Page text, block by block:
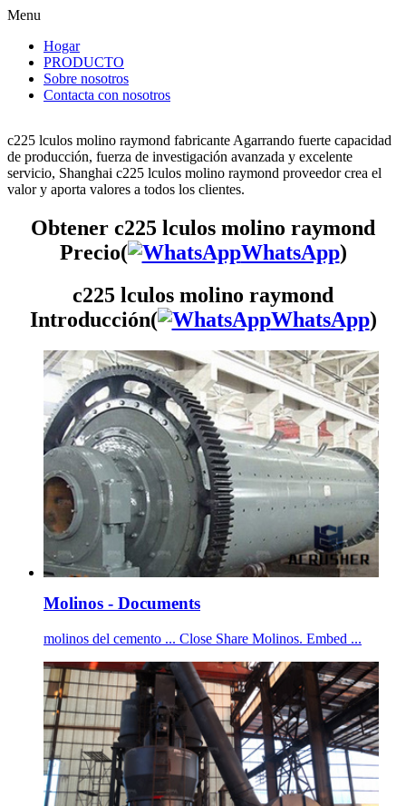
Menu
Hogar
PRODUCTO
Sobre nosotros
Contacta con nosotros
c225 lculos molino raymond fabricante Agarrando fuerte capacidad
de producción, fuerza de investigación avanzada y excelente
servicio, Shanghai c225 lculos molino raymond proveedor crea el
valor y aporta valores a todos los clientes.
Obtener c225 lculos molino raymond
Precio(
WhatsApp)
c225 lculos molino raymond
Introducción(
WhatsApp)
Molinos - Documents
molinos del cemento ... Close Share Molinos. Embed ...